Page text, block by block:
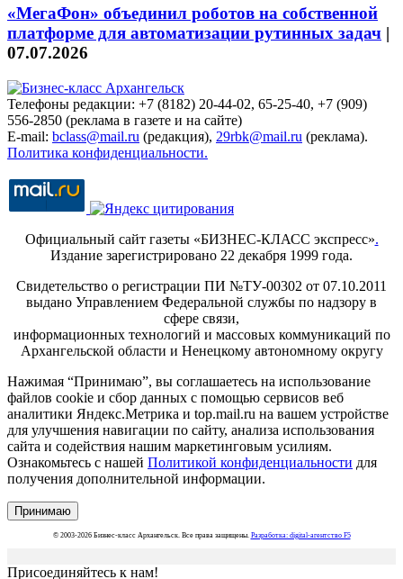
«МегаФон» объединил роботов на собственной
платформе для автоматизации рутинных задач |
07.07.2026
Телефоны редакции: +7 (8182) 20-44-02, 65-25-40, +7 (909)
556-2850 (реклама в газете и на сайте)
E-mail: bclass@mail.ru (редакция), 29rbk@mail.ru (реклама).
Политика конфиденциальности.
Официальный сайт газеты «БИЗНЕС-КЛАСС экспресс».
Издание зарегистрировано 22 декабря 1999 года.
Свидетельство о регистрации ПИ №ТУ-00302 от 07.10.2011
выдано Управлением Федеральной службы по надзору в
сфере связи,
информационных технологий и массовых коммуникаций по
Архангельской области и Ненецкому автономному округу
Нажимая “Принимаю”, вы соглашаетесь на использование
файлов cookie и сбор данных с помощью сервисов веб
аналитики Яндекс.Метрика и top.mail.ru на вашем устройстве
для улучшения навигации по сайту, анализа использования
сайта и содействия нашим маркетинговым усилиям.
Ознакомьтесь с нашей Политикой конфиденциальности для
получения дополнительной информации.
Принимаю
© 2003-2026 Бизнес-класс Архангельск. Все права защищены. Разработка: digital-агентство F5
Присоединяйтесь к нам!